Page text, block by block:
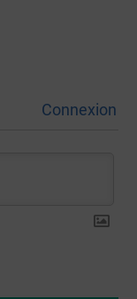
Connexion